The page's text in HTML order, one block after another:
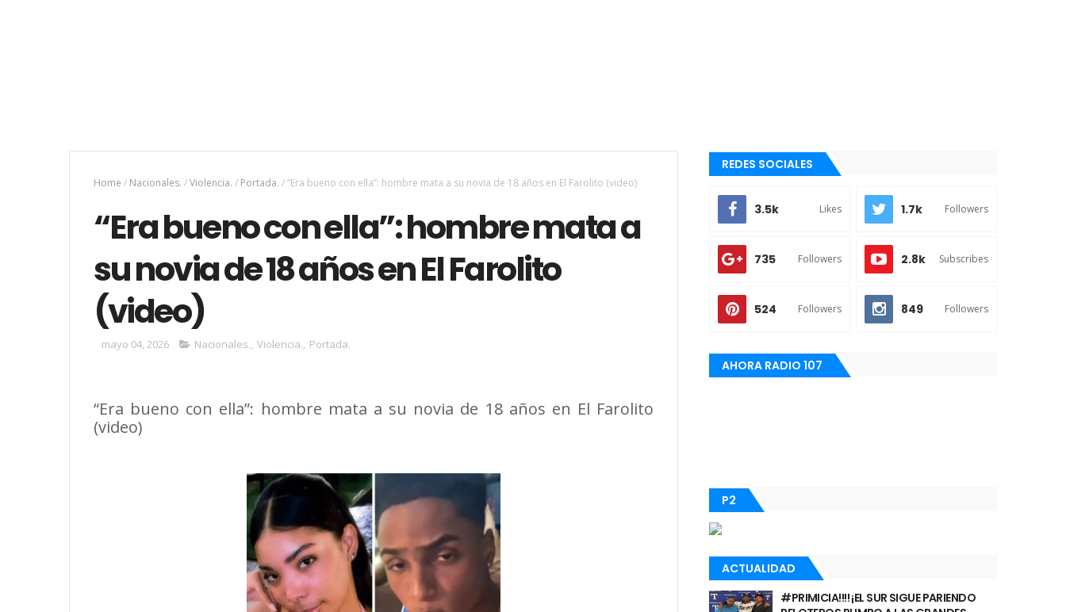
Home / Nacionales. /Violencia. / Portada. /“Era bueno con ella”: hombre mata a su novia de 18 años en El Farolito (video)
“Era bueno con ella”: hombre mata a
su novia de 18 años en El Farolito
(video)
mayo 04, 2026 Nacionales., Violencia., Portada.
“Era bueno con ella”: hombre mata a su novia de 18 años en El Farolito
(video)
REDES SOCIALES
3.5k Likes 1.7k Followers
735 Followers 2.8k Subscribes
524 Followers 849 Followers
AHORA RADIO 107
P2
ACTUALIDAD
#PRIMICIA!!!! ¡EL SUR SIGUE PARIENDO